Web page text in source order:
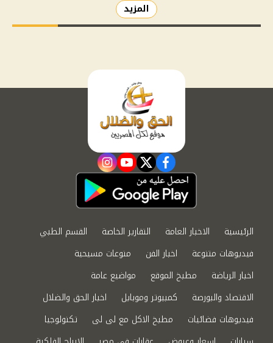
المزيد
facebook
twitter
youtube
instagram
الرئيسية الاخبار العامة التقارير الخاصة
القسم الطبي
فيديوهات متنوعة
اخبار الفن
منوعات مسيحية
اخبار الرياضة
مطبخ الموقع
مواضيع عامة
الاقتصاد والبورصة
كمبيوتر وموبايل
اخبار الحق والضلال
فيديوهات فضائيات
مطبخ الاكل مع لى لى
تكنولوجيا